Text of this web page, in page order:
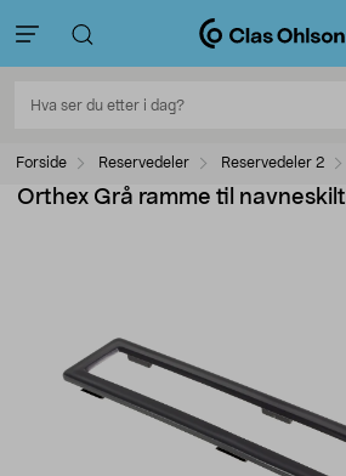
Forside Reservedeler Reservedeler 2
Orthex Grå ramme til navneskilt